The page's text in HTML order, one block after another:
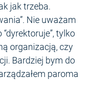
jak trzeba.
Nie uważam
tylko
organizacją, czy
Bardziej bym do
paroma